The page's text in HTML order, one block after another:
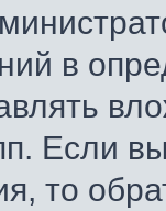
в
Если
то